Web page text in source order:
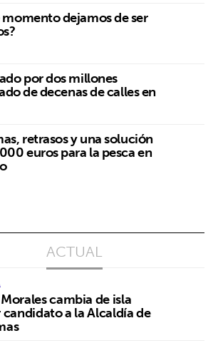
momento dejamos de ser
por dos millones
de decenas de calles en
retrasos y una solución
euros para la pesca en
ACTUAL
cambia de isla
candidato a la Alcaldía de